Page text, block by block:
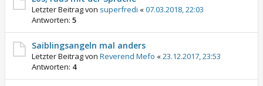
Letzter Beitrag von superfredi «07.03.2018, 22:03
Antworten: 5
Saiblingsangeln mal anders
Letzter Beitrag von Reverend Mefo «23.12.2017, 23:53
Antworten: 4